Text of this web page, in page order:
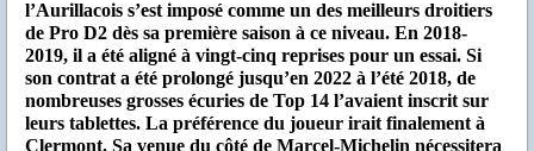
l’Aurillacois s’est imposé comme un des meilleurs droitiers
de Pro D2 dès sa première saison à ce niveau. En 2018-
2019, il a été aligné à vingt-cinq reprises pour un essai. Si
son contrat a été prolongé jusqu’en 2022 à l’été 2018, de
nombreuses grosses écuries de Top 14 l’avaient inscrit sur
leurs tablettes. La préférence du joueur irait finalement à
Clermont. Sa venue du côté de Marcel-Michelin nécessitera